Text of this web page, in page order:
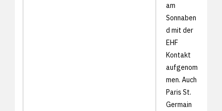
am
Sonnaben
d mit der
EHF
Kontakt
aufgenom
men. Auch
Paris St.
Germain